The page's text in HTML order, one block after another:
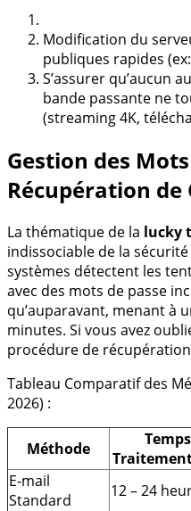
Modification du
publiques rapides
S’assurer qu’aucun
bande passante ne
(streaming 4K,
Gestion des
Récupération de
La thématique de la lucky
indissociable de la
systèmes détectent les
avec des mots de passe
qu’auparavant, menant à
minutes. Si vous avez
procédure de
Tableau Comparatif des
2026) :
Méthode
E-mail
Standard
12 – 24